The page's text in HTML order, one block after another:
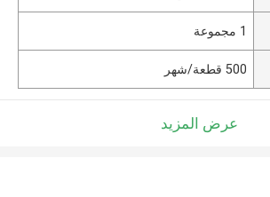
1 مجموعة
500 قطعة/شهر
عرض المزيد